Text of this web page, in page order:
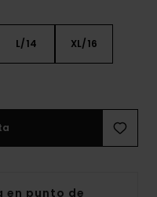
L/14 XL/16
en punto de